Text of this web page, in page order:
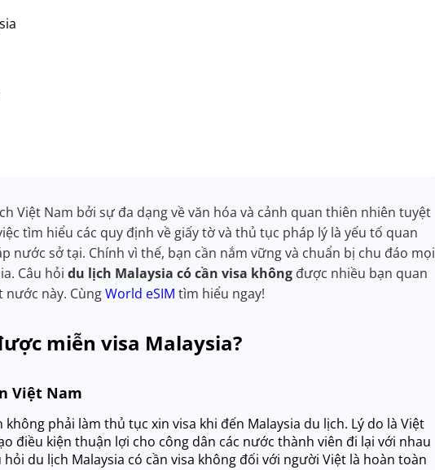
Việt Nam bởi sự đa dạng về văn hóa và cảnh quan thiên nhiên tuyệt
tìm hiểu các quy định về giấy tờ và thủ tục pháp lý là yếu tố quan
sở tại. Chính vì thế, bạn cần nắm vững và chuẩn bị chu đáo mọi
Câu hỏi du lịch Malaysia có cần visa không được nhiều bạn quan
này. CùngWorld eSIM tìm hiểu ngay!
miễn visa Malaysia?
Việt Nam
phải làm thủ tục xin visa khi đến Malaysia du lịch. Lý do là Việt
điều kiện thuận lợi cho công dân các nước thành viên đi lại với nhau
du lịch Malaysia có cần visa không đối với người Việt là hoàn toàn